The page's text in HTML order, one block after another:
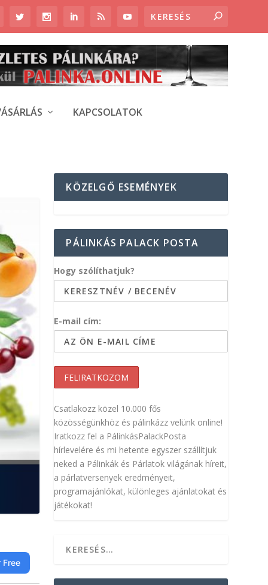
KAPCSOLATOK
KÖZELGŐ ESEMÉNYEK
PÁLINKÁS PALACK POSTA
Hogy szólíthatjuk?
E-mail cím:
Csatlakozz közel 10.000 fős
közösségünkhöz és pálinkázz velünk online!
Iratkozz fel a PálinkásPalackPosta
hírlevelére és mi hetente egyszer szállítjuk
neked a Pálinkák és Párlatok világának híreit,
a párlatversenyek eredményeit,
programajánlókat, különleges ajánlatokat és
játékokat!